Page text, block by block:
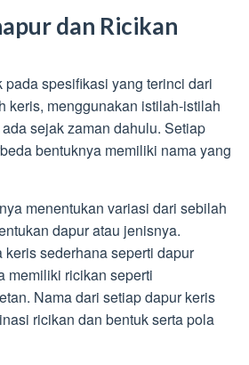
dan Ricikan
spesifikasi yang terinci dari
keris, menggunakan istilah-istilah
sejak zaman dahulu. Setiap
bentuknya memiliki nama yang
menentukan variasi dari sebilah
dapur atau jenisnya.
sederhana seperti dapur
memiliki ricikan seperti
Nama dari setiap dapur keris
ricikan dan bentuk serta pola